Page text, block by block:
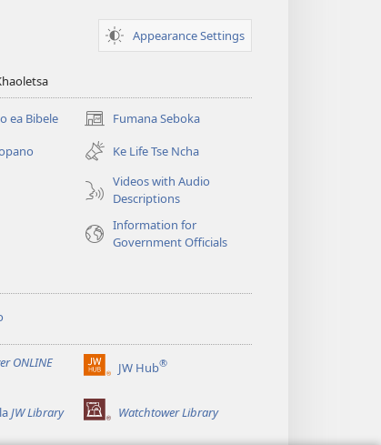
Appearance Settings
ea Bibele Fumana Seboka
(opens
new
window)
Ke Life Tse Ncha
Videos with Audio
Descriptions
Information for
Government Officials
ONLINE
JW Hub®
(opens
window)
JW Library Watchtower Library